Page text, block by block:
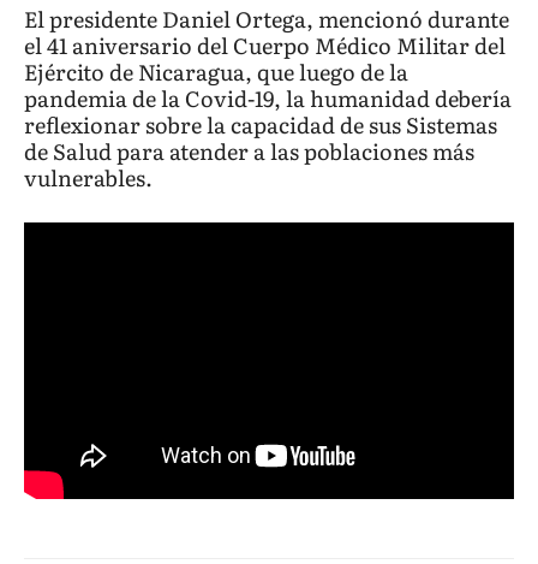
El presidente Daniel Ortega, mencionó durante
el 41 aniversario del Cuerpo Médico Militar del
Ejército de Nicaragua, que luego de la
pandemia de la Covid-19, la humanidad debería
reflexionar sobre la capacidad de sus Sistemas
de Salud para atender a las poblaciones más
vulnerables.